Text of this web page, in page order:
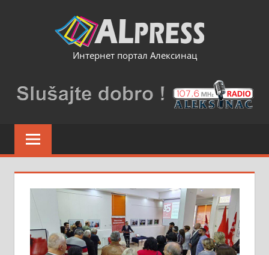
Интернет портал Алексинац